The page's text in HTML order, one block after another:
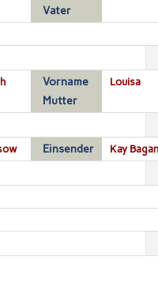
Vater
Vorname
Mutter
Louisa
Einsender Kay